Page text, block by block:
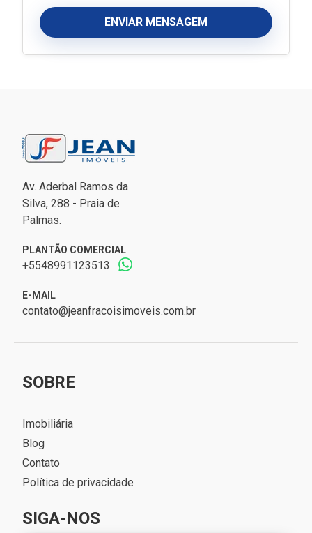
ENVIAR MENSAGEM
Av. Aderbal Ramos da
Silva, 288 - Praia de
Palmas.
PLANTÃO COMERCIAL
+5548991123513
E-MAIL
contato@jeanfracoisimoveis.com.br
SOBRE
Imobiliária
Blog
Contato
Política de privacidade
SIGA-NOS